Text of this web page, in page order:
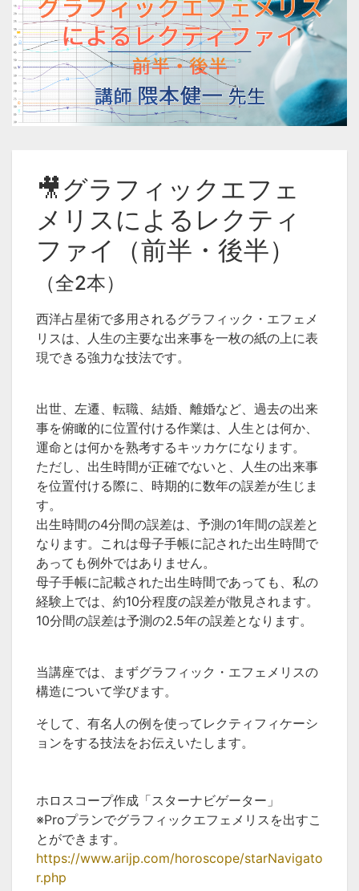
🎥グラフィックエフェ
メリスによるレクティ
ファイ（前半・後半）
（全2本）
西洋占星術で多用されるグラフィック・エフェメ
リスは、人生の主要な出来事を一枚の紙の上に表
現できる強力な技法です。
出世、左遷、転職、結婚、離婚など、過去の出来
事を俯瞰的に位置付ける作業は、人生とは何か、
運命とは何かを熟考するキッカケになります。
ただし、出生時間が正確でないと、人生の出来事
を位置付ける際に、時期的に数年の誤差が生じま
す。
出生時間の4分間の誤差は、予測の1年間の誤差と
なります。これは母子手帳に記された出生時間で
あっても例外ではありません。
母子手帳に記載された出生時間であっても、私の
経験上では、約10分程度の誤差が散見されます。
10分間の誤差は予測の2.5年の誤差となります。
当講座では、まずグラフィック・エフェメリスの
構造について学びます。
そして、有名人の例を使ってレクティフィケーシ
ョンをする技法をお伝えいたします。
ホロスコープ作成「スターナビゲーター」
※Proプランでグラフィックエフェメリスを出すこ
とができます。
https://www.arijp.com/horoscope/starNavigato
r.php